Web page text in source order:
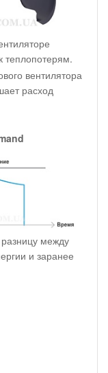
теплопотерям.
вентилятора
расход
между
и заранее